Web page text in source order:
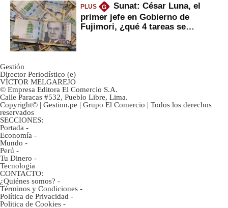
PLUS G
Sunat: César Luna, el
primer jefe en Gobierno de
Fujimori, ¿qué 4 tareas se
Gestión
Director Periodístico (e)
VÍCTOR MELGAREJO
© Empresa Editora El Comercio S.A.
Calle Paracas #532, Pueblo Libre, Lima.
Copyright© | Gestion.pe | Grupo El Comercio | Todos los derechos
reservados
SECCIONES:
Portada -
Economía -
Mundo -
Perú -
Tu Dinero -
Tecnología
CONTACTO:
¿Quiénes somos? -
Términos y Condiciones -
Política de Privacidad -
Politica de Cookies -